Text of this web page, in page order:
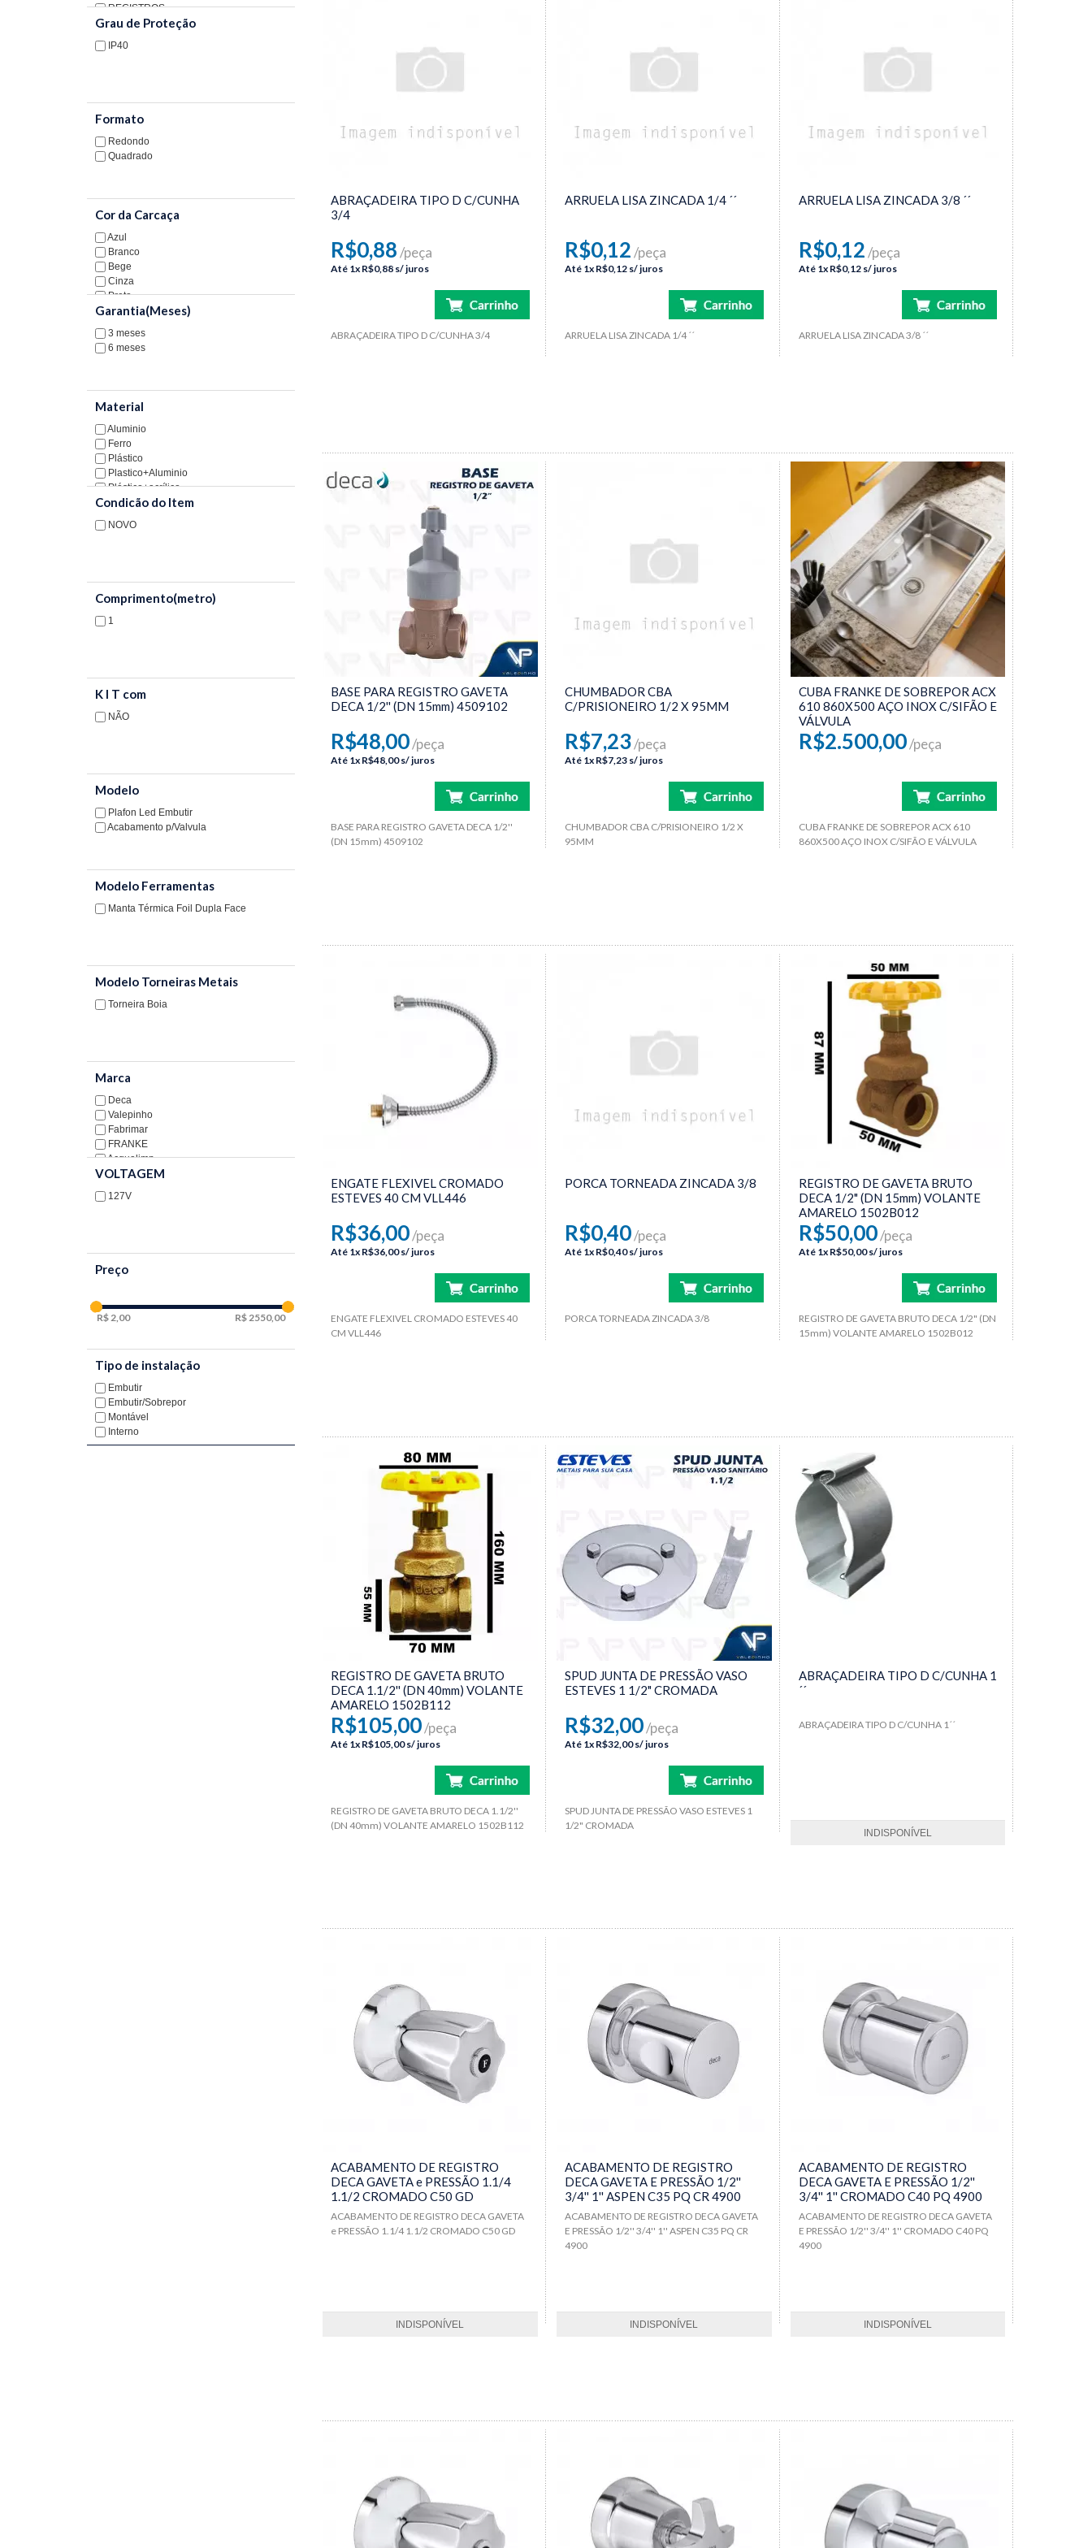
CONEXÃO HIDRAULICA
MANTA TÉRMICA
REGISTROS
TORNEIRA
FABRIMAR
ESTEVES
MATERIAL ELÉTRICO
REGISTROS
REPAROS
FABRIMAR
Grau de Proteção
IP40
Formato
Redondo
Quadrado
Cor da Carcaça
Azul
Branco
Bege
Cinza
Preto
Prata
Garantia(Meses)
3 meses
6 meses
Material
Aluminio
Ferro
Plástico
Plastico+Aluminio
Plástico+acrílico
Aço inoxidável
Bronze
Condicão do Item
NOVO
Comprimento(metro)
1
K I T com
NÃO
Modelo
Plafon Led Embutir
Acabamento p/Valvula
Modelo Ferramentas
Manta Térmica Foil Dupla Face
Modelo Torneiras Metais
Torneira Boia
Marca
Deca
Valepinho
Fabrimar
FRANKE
Acqualimp
Tigre
VOLTAGEM
127V
Preço
2,00 2550,00
Tipo de instalação
Embutir
Embutir/Sobrepor
Montável
Interno
ABRAÇADEIRA TIPO D C/CUNHA
3/4
R$0,88/peça
Até 1x R$0,88 s/ juros
ABRAÇADEIRA TIPO D C/CUNHA 3/4
ARRUELA LISA ZINCADA 1/4 ´´
R$0,12/peça
Até 1x R$0,12s/ juros
ARRUELA LISA ZINCADA 1/4 ´´
ARRUELA LISA ZINCADA 3/8 ´´
R$0,12/peça
Até 1x R$0,12s/ juros
ARRUELA LISA ZINCADA 3/8 ´´
BASE PARA REGISTRO GAVETA
DECA 1/2'' (DN 15mm) 4509102
R$48,00/peça
Até 1x R$48,00s/ juros
BASE PARA REGISTRO GAVETA DECA 1/2''
(DN 15mm) 4509102
CHUMBADOR CBA
C/PRISIONEIRO 1/2 X 95MM
R$7,23/peça
Até 1x R$7,23s/ juros
CHUMBADOR CBA C/PRISIONEIRO 1/2 X
95MM
CUBA FRANKE DE SOBREPOR ACX
610 860X500 AÇO INOX C/SIFÃO E
VÁLVULA
R$2.500,00/peça
CUBA FRANKE DE SOBREPOR ACX 610
860X500 AÇO INOX C/SIFÃO E VÁLVULA
ENGATE FLEXIVEL CROMADO
ESTEVES 40 CM VLL446
R$36,00/peça
Até 1x R$36,00s/ juros
ENGATE FLEXIVEL CROMADO ESTEVES 40
CM VLL446
PORCA TORNEADA ZINCADA 3/8
R$0,40/peça
Até 1x R$0,40s/ juros
PORCA TORNEADA ZINCADA 3/8
REGISTRO DE GAVETA BRUTO
DECA 1/2" (DN 15mm) VOLANTE
AMARELO 1502B012
R$50,00/peça
Até 1x R$50,00s/ juros
REGISTRO DE GAVETA BRUTO DECA 1/2" (DN
15mm) VOLANTE AMARELO 1502B012
REGISTRO DE GAVETA BRUTO
DECA 1.1/2'' (DN 40mm) VOLANTE
AMARELO 1502B112
R$105,00/peça
Até 1x R$105,00s/ juros
REGISTRO DE GAVETA BRUTO DECA 1.1/2''
(DN 40mm) VOLANTE AMARELO 1502B112
SPUD JUNTA DE PRESSÃO VASO
ESTEVES 1 1/2" CROMADA
R$32,00/peça
Até 1x R$32,00s/ juros
SPUD JUNTA DE PRESSÃO VASO ESTEVES 1
1/2" CROMADA
ABRAÇADEIRA TIPO D C/CUNHA 1
´´
ABRAÇADEIRA TIPO D C/CUNHA 1´´
INDISPONÍVEL
ACABAMENTO DE REGISTRO
DECA GAVETA e PRESSÃO 1.1/4
1.1/2 CROMADO C50 GD
ACABAMENTO DE REGISTRO DECA GAVETA
e PRESSÃO 1.1/4 1.1/2 CROMADO C50 GD
INDISPONÍVEL
ACABAMENTO DE REGISTRO
DECA GAVETA E PRESSÃO 1/2''
3/4'' 1'' ASPEN C35 PQ CR 4900
ACABAMENTO DE REGISTRO DECA GAVETA
E PRESSÃO 1/2'' 3/4'' 1'' ASPEN C35 PQ CR
4900
INDISPONÍVEL
ACABAMENTO DE REGISTRO
DECA GAVETA E PRESSÃO 1/2''
3/4'' 1'' CROMADO C40 PQ 4900
ACABAMENTO DE REGISTRO DECA GAVETA
E PRESSÃO 1/2'' 3/4'' 1'' CROMADO C40 PQ
4900
INDISPONÍVEL